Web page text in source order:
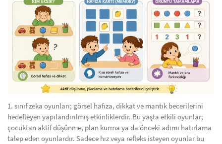
1. sınıf zeka oyunları; görsel hafıza, dikkat ve mantık becerilerini
hedefleyen yapılandırılmış etkinliklerdir. Bu yaşta etkili oyunlar;
çocuktan aktif düşünme, plan kurma ya da önceki adımı hatırlama
talep eden oyunlardır. Sadece hız veya refleks isteyen oyunlar bu